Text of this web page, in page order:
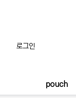
로그인
pouch